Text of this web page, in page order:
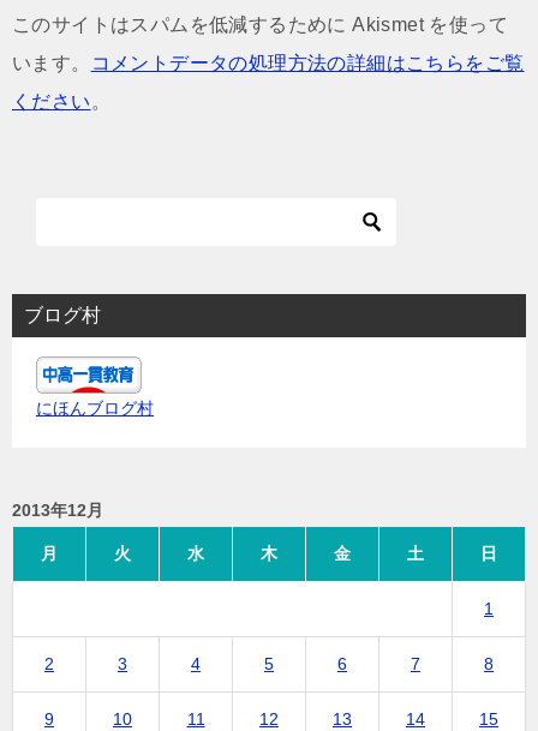
このサイトはスパムを低減するために Akismet を使って
います。
コメントデータの処理方法の詳細はこちらをご覧
ください 。
ブログ村
にほんブログ村
2013年12月
月 火 水 木 金 土 日
1
2 3 4 5 6 7 8
9 10 11 12 13 14 15